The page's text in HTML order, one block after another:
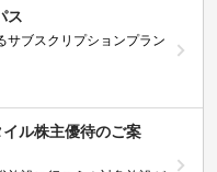
ス
サブスクリプションプラン
イル株主優待のご案